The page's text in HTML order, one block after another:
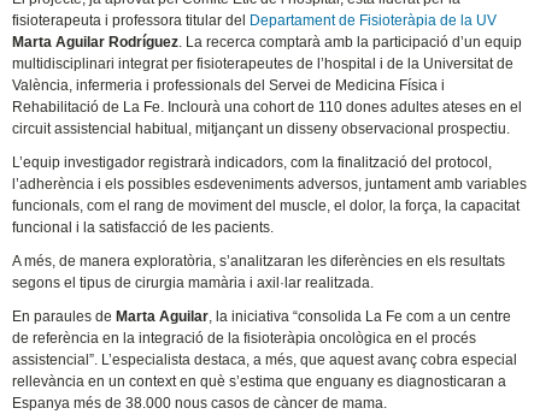
fisioterapeuta i professora titular del
Departament de Fisioteràpia de la UV
Marta Aguilar Rodríguez. La recerca comptarà amb la participació d’un equip
multidisciplinari integrat per fisioterapeutes de l’hospital i de la Universitat de
València, infermeria i professionals del Servei de Medicina Física i
Rehabilitació de La Fe. Inclourà una cohort de 110 dones adultes ateses en el
circuit assistencial habitual, mitjançant un disseny observacional prospectiu.
L’equip investigador registrarà indicadors, com la finalització del protocol,
l’adherència i els possibles esdeveniments adversos, juntament amb variables
funcionals, com el rang de moviment del muscle, el dolor, la força, la capacitat
funcional i la satisfacció de les pacients.
A més, de manera exploratòria, s’analitzaran les diferències en els resultats
segons el tipus de cirurgia mamària i axil·lar realitzada.
En paraules deMarta Aguilar , la iniciativa “consolida La Fe com a un centre
de referència en la integració de la fisioteràpia oncològica en el procés
assistencial”. L’especialista destaca, a més, que aquest avanç cobra especial
rellevància en un context en què s’estima que enguany es diagnosticaran a
Espanya més de 38.000 nous casos de càncer de mama.